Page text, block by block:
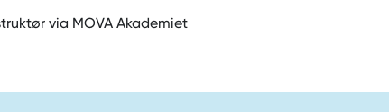
via MOVA Akademiet